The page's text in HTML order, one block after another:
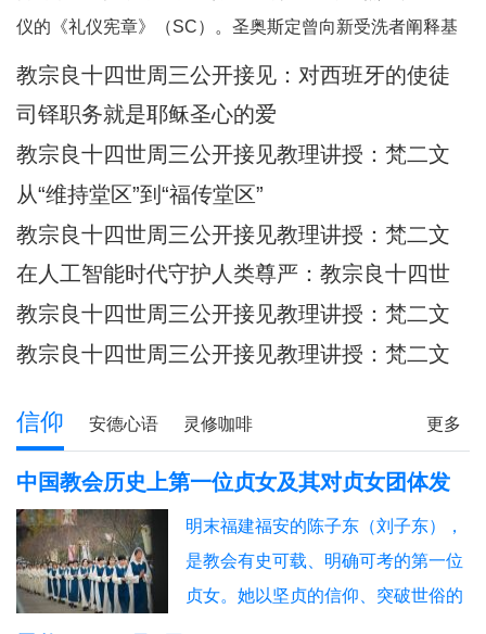
们的面容刻在祂的掌心上（参阅：依
四十九 16），祂对我们的爱，比母亲
对子女的爱更为
仪的《礼仪宪章》（SC）。圣奥斯定曾向新受洗者阐释基
督身体的奥迹，他引用了我们刚刚听到的圣保禄的这句经
12:27）他继而说道：“你们所领受的，正是属
教宗良十四世周三公开接见：​对西班牙的使徒
牧灵访问的反省
司铎职务就是耶稣圣心的爱
教宗良十四世周三公开接见教理讲授：梵二文
献 III：《礼仪宪章》
从“维持堂区”到“福传堂区”
教宗良十四世周三公开接见教理讲授：梵二文
献 III：《礼仪宪章》
在人工智能时代守护人类尊严：教宗良十四世
首封通谕《伟大的人类》预先品尝
教宗良十四世周三公开接见教理讲授：梵二文
献 III：《礼仪宪章》
教宗良十四世周三公开接见教理讲授：梵二文
更多
信仰 安德心语 灵修咖啡
圣方济各的足迹 记忆之窗 解读人生
信仰分享
青年之友
青葱岁月 信仰见证
中国教会历史上第一位贞女及其对贞女团体发
展的深远影响
明末福建福安的陈子东（刘子东），
是教会有史可载、明确可考的第一位
贞女。她以坚贞的信仰、突破世俗的